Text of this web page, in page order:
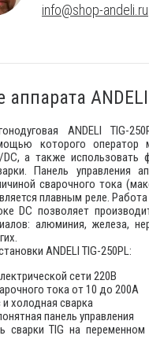
info@shop-andeli.ru
аппарата
ANDELI TIG-
которого оператор
DC, а также использовать
Панель управления
сварочного тока
плавным реле.
DC позволяет
алюминия, железа,
ANDELI TIG-250PL:
сети 220В
тока от 10 до 200А
холодная сварка
панель управления
сварки TIG на